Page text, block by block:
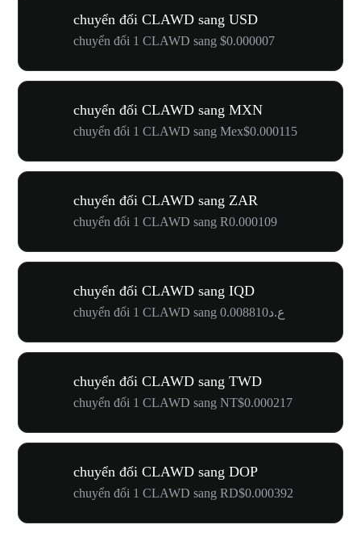
chuyển đổi CLAWD sang USD
chuyển đổi 1 CLAWD sang $0.000007
chuyển đổi CLAWD sang MXN
chuyển đổi 1 CLAWD sang Mex$0.000115
chuyển đổi CLAWD sang ZAR
chuyển đổi 1 CLAWD sang R0.000109
chuyển đổi CLAWD sang IQD
chuyển đổi 1 CLAWD sang ع.د0.008810
chuyển đổi CLAWD sang TWD
chuyển đổi 1 CLAWD sang NT$0.000217
chuyển đổi CLAWD sang DOP
chuyển đổi 1 CLAWD sang RD$0.000392